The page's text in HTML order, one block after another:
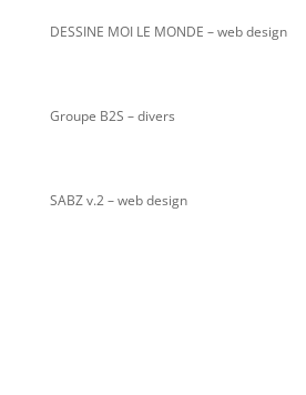
DESSINE MOI LE MONDE – web design
Groupe B2S – divers
SABZ v.2– web design